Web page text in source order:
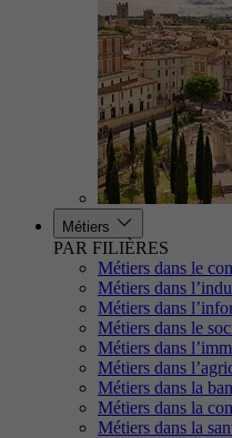
Métiers
PAR FILIÈRES
Métiers dans le
Métiers dans
Métiers dans
Métiers dans le
Métiers dans
Métiers dans
Métiers dans la
Métiers dans la
Métiers dans la